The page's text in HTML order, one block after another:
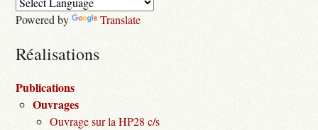
Powered by Translate
Réalisations
Publications
Ouvrages
Ouvrage sur la HP28 c/s